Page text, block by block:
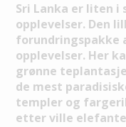
Sri Lanka er liten i
opplevelser. Den
forundringspakke
opplevelser. Her
grønne
de mest
templer og
etter ville